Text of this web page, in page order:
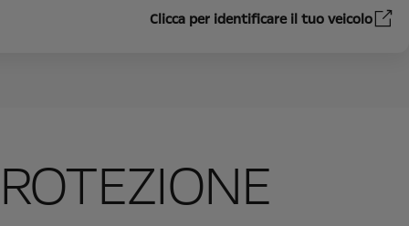
Clicca per identificare il tuo veicolo